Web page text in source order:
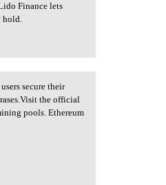
Finance lets
hold.
secure their
the official
pools. Ethereum